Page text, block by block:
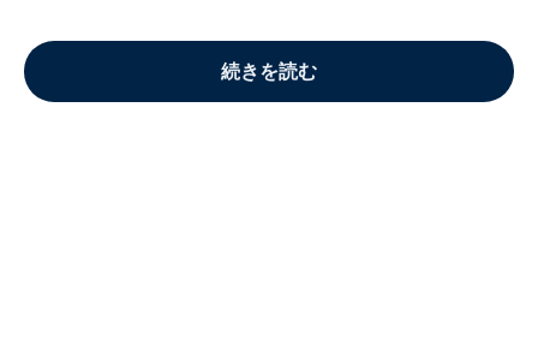
続きを読む